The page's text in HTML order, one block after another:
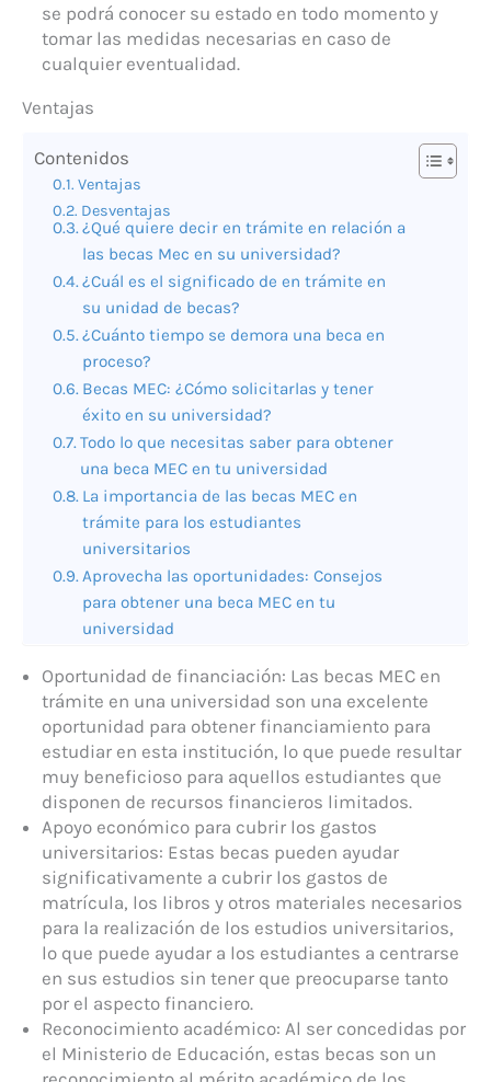
se podrá conocer su estado en todo momento y
tomar las medidas necesarias en caso de
cualquier eventualidad.
Ventajas
Contenidos
Ventajas
Desventajas
¿Qué quiere decir en trámite en relación a
las becas Mec en su universidad?
¿Cuál es el significado de en trámite en
su unidad de becas?
¿Cuánto tiempo se demora una beca en
proceso?
Becas MEC: ¿Cómo solicitarlas y tener
éxito en su universidad?
Todo lo que necesitas saber para obtener
una beca MEC en tu universidad
La importancia de las becas MEC en
trámite para los estudiantes
universitarios
Aprovecha las oportunidades: Consejos
para obtener una beca MEC en tu
universidad
Oportunidad de financiación: Las becas MEC en
trámite en una universidad son una excelente
oportunidad para obtener financiamiento para
estudiar en esta institución, lo que puede resultar
muy beneficioso para aquellos estudiantes que
disponen de recursos financieros limitados.
Apoyo económico para cubrir los gastos
universitarios: Estas becas pueden ayudar
significativamente a cubrir los gastos de
matrícula, los libros y otros materiales necesarios
para la realización de los estudios universitarios,
lo que puede ayudar a los estudiantes a centrarse
en sus estudios sin tener que preocuparse tanto
por el aspecto financiero.
Reconocimiento académico: Al ser concedidas por
el Ministerio de Educación, estas becas son un